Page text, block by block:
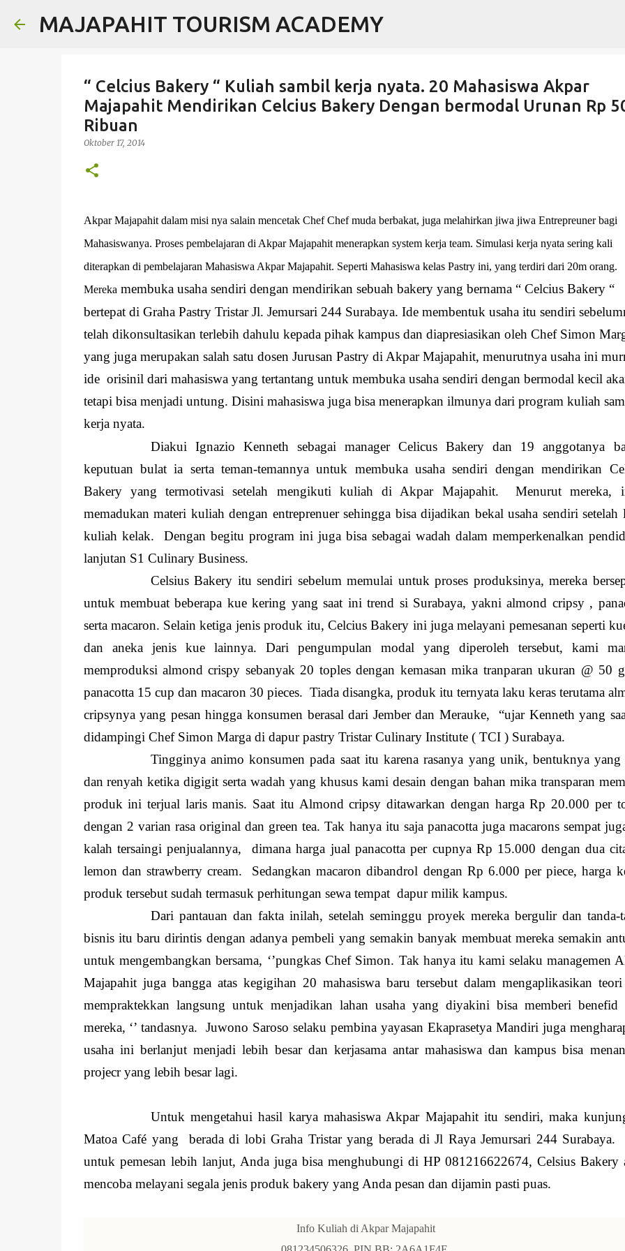
MAJAPAHIT TOURISM ACADEMY
“ Celcius Bakery “ Kuliah sambil kerja nyata. 20 Mahasiswa Akpar
Majapahit Mendirikan Celcius Bakery Dengan bermodal Urunan Rp
Ribuan
Oktober 17, 2014
Akpar Majapahit dalam misi nya salain mencetak Chef Chef muda berbakat, juga melahirkan jiwa jiwa Entrepreuner bagi
Mahasiswanya. Proses pembelajaran di Akpar Majapahit menerapkan system kerja team. Simulasi kerja nyata sering kali
diterapkan di pembelajaran Mahasiswa Akpar Majapahit. Seperti Mahasiswa kelas Pastry ini, yang terdiri dari 20m orang.
Mereka membuka usaha sendiri dengan mendirikan sebuah bakery yang bernama “ Celcius Bakery “
bertepat di Graha Pastry Tristar Jl. Jemursari 244 Surabaya. Ide membentuk usaha itu sendiri
telah dikonsultasikan terlebih dahulu kepada pihak kampus dan diapresiasikan oleh Chef Simon
yang juga merupakan salah satu dosen Jurusan Pastry di Akpar Majapahit, menurutnya usaha ini
ide orisinil dari mahasiswa yang tertantang untuk membuka usaha sendiri dengan bermodal kecil
tetapi bisa menjadi untung. Disini mahasiswa juga bisa menerapkan ilmunya dari program kuliah
kerja nyata.
Diakui Ignazio Kenneth sebagai manager Celicus Bakery dan 19 anggotanya
keputuan bulat ia serta teman-temannya untuk membuka usaha sendiri dengan mendirikan
Bakery yang termotivasi setelah mengikuti kuliah di Akpar Majapahit. Menurut mereka,
memadukan materi kuliah dengan entreprenuer sehingga bisa dijadikan bekal usaha sendiri setelah
kuliah kelak. Dengan begitu program ini juga bisa sebagai wadah dalam memperkenalkan
lanjutan S1 Culinary Business.
Celsius Bakery itu sendiri sebelum memulai untuk proses produksinya, mereka
untuk membuat beberapa kue kering yang saat ini trend si Surabaya, yakni almond cripsy ,
serta macaron. Selain ketiga jenis produk itu, Celcius Bakery ini juga melayani pemesanan seperti
dan aneka jenis kue lainnya. Dari pengumpulan modal yang diperoleh tersebut, kami
memproduksi almond crispy sebanyak 20 toples dengan kemasan mika tranparan ukuran @ 50
panacotta 15 cup dan macaron 30 pieces. Tiada disangka, produk itu ternyata laku keras terutama
cripsynya yang pesan hingga konsumen berasal dari Jember dan Merauke, “ujar Kenneth yang
didampingi Chef Simon Marga di dapur pastry Tristar Culinary Institute ( TCI ) Surabaya.
Tingginya animo konsumen pada saat itu karena rasanya yang unik, bentuknya
dan renyah ketika digigit serta wadah yang khusus kami desain dengan bahan mika transparan
produk ini terjual laris manis. Saat itu Almond cripsy ditawarkan dengan harga Rp 20.000 per
dengan 2 varian rasa original dan green tea. Tak hanya itu saja panacotta juga macarons sempat
kalah tersaingi penjualannya, dimana harga jual panacotta per cupnya Rp 15.000 dengan dua
lemon dan strawberry cream. Sedangkan macaron dibandrol dengan Rp 6.000 per piece, harga
produk tersebut sudah termasuk perhitungan sewa tempat dapur milik kampus.
Dari pantauan dan fakta inilah, setelah seminggu proyek mereka bergulir dan tanda-
bisnis itu baru dirintis dengan adanya pembeli yang semakin banyak membuat mereka semakin
untuk mengembangkan bersama, ‘’pungkas Chef Simon. Tak hanya itu kami selaku managemen
Majapahit juga bangga atas kegigihan 20 mahasiswa baru tersebut dalam mengaplikasikan
mempraktekkan langsung untuk menjadikan lahan usaha yang diyakini bisa memberi benefid
mereka, ‘’ tandasnya. Juwono Saroso selaku pembina yayasan Ekaprasetya Mandiri juga
usaha ini berlanjut menjadi lebih besar dan kerjasama antar mahasiswa dan kampus bisa
projecr yang lebih besar lagi.
Untuk mengetahui hasil karya mahasiswa Akpar Majapahit itu sendiri, maka
Matoa Café yang berada di lobi Graha Tristar yang berada di Jl Raya Jemursari 244 Surabaya.
untuk pemesan lebih lanjut, Anda juga bisa menghubungi di HP 081216622674, Celsius Bakery
mencoba melayani segala jenis produk bakery yang Anda pesan dan dijamin pasti puas.
Info Kuliah di Akpar Majapahit